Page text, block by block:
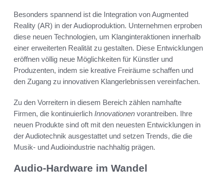
Besonders spannend ist die Integration von Augmented
Reality (AR) in der Audioproduktion. Unternehmen erproben
diese neuen Technologien, um Klanginteraktionen innerhalb
einer erweiterten Realität zu gestalten. Diese Entwicklungen
eröffnen völlig neue Möglichkeiten für Künstler und
Produzenten, indem sie kreative Freiräume schaffen und
den Zugang zu innovativen Klangerlebnissen vereinfachen.
Zu den Vorreitern in diesem Bereich zählen namhafte
Firmen, die kontinuierlich Innovationen vorantreiben. Ihre
neuen Produkte sind oft mit den neuesten Entwicklungen in
der Audiotechnik ausgestattet und setzen Trends, die die
Musik- und Audioindustrie nachhaltig prägen.
Audio-Hardware im Wandel